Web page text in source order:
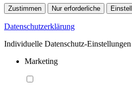
Zustimmen Nur erforderliche
Datenschutzerklärung
Individuelle Datenschutz-Einstellungen
Marketing